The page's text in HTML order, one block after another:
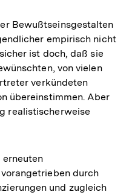
Bewußtseinsgestalten
empirisch nicht
ist doch, daß sie
von vielen
verkündeten
übereinstimmen. Aber
realistischerweise
erneuten
durch
und zugleich